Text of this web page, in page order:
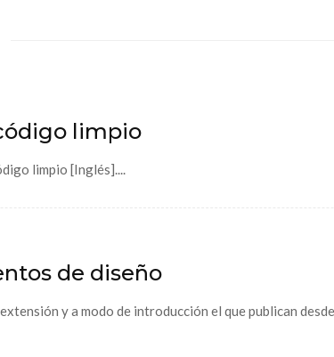
limpio
limpio [Inglés]....
de diseño
y a modo de introducción el que publican